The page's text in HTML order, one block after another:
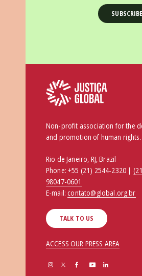
Non-profit association for the
and promotion of human rights.
Rio de Janeiro, RJ, Brazil
Phone:+55 (21) 2544-2320 |
98047-0601
E-mail:contato@global.org.br
TALK TO US
ACCESS OUR PRESS AREA